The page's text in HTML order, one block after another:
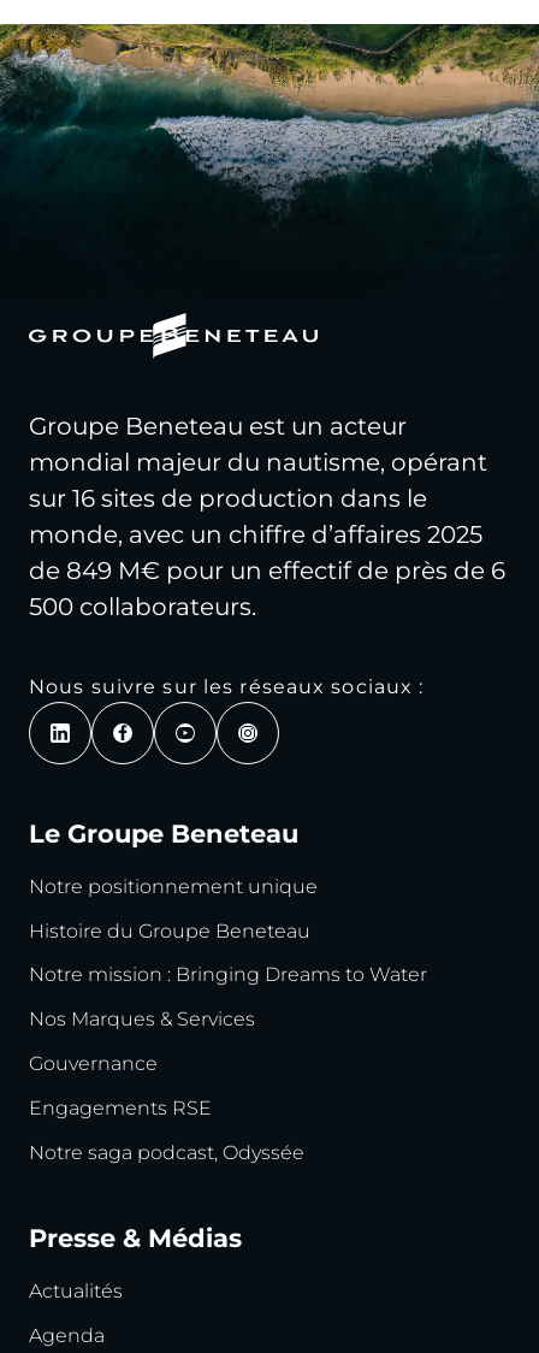
Groupe Beneteau est un acteur
mondial majeur du nautisme, opérant
sur 16 sites de production dans le
monde, avec un chiffre d’affaires 2025
de 849 M€ pour un effectif de près de 6
500 collaborateurs.
Nous suivre sur les réseaux sociaux :
Le Groupe Beneteau
Notre positionnement unique
Histoire du Groupe Beneteau
Notre mission : Bringing Dreams to Water
Nos Marques & Services
Gouvernance
Engagements RSE
Notre saga podcast, Odyssée
Presse & Médias
Actualités
Agenda